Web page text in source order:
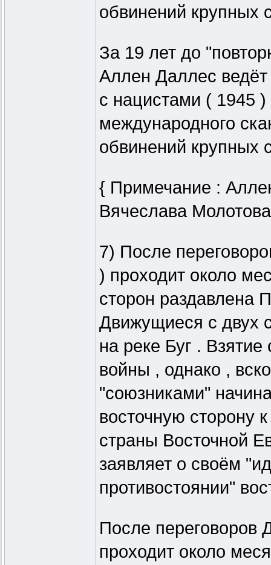
обвинений крупных
За 19 лет до
Аллен Даллес
с нацистами ( 1945
международного
обвинений крупных
{ Примечание :
Вячеслава
7) После
) проходит около
сторон раздавлена
Движущиеся с двух
на реке Буг .
войны , однако ,
"союзниками"
восточную сторону
страны Восточной
заявляет о своём
противостоянии"
После переговоров
проходит около